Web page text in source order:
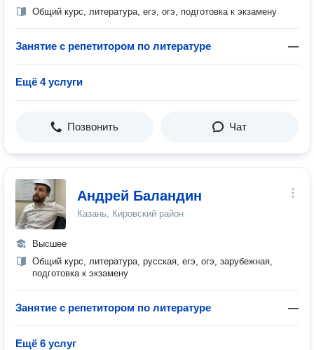
Общий курс, литература, егэ, огэ, подготовка к экзамену
Занятие с репетитором по литературе —
Ещё 4 услуги
Позвонить Чат
Андрей Баландин
Казань, Кировский район
Высшее
Общий курс, литература, русская, егэ, огэ, зарубежная,
подготовка к экзамену
Занятие с репетитором по литературе —
Ещё 6 услуг